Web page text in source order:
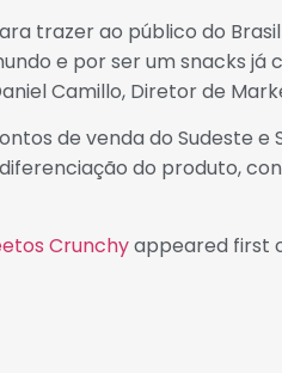
trazer ao público do
e por ser um snacks
Camillo, Diretor de
de venda do Sudeste
do produto,
Crunchyappeared first